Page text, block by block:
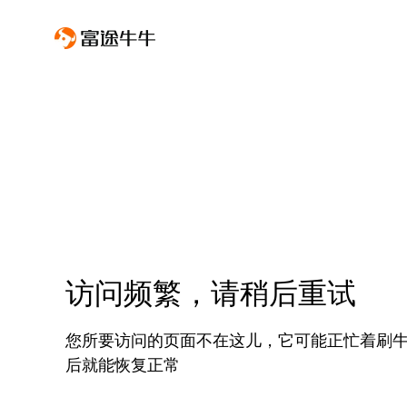
访问频繁，请稍后重试
您所要访问的页面不在这儿，它可能正忙着刷
后就能恢复正常